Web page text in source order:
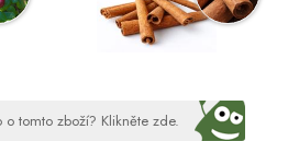
tomto zboží? Klikněte zde.